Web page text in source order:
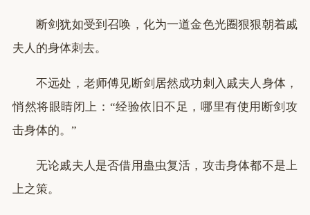
断剑犹如受到召唤，化为一道金色光圈狠狠朝着戚
夫人的身体刺去。
不远处，老师傅见断剑居然成功刺入戚夫人身体，
悄然将眼睛闭上：“经验依旧不足，哪里有使用断剑攻
击身体的。”
无论戚夫人是否借用蛊虫复活，攻击身体都不是上
上之策。